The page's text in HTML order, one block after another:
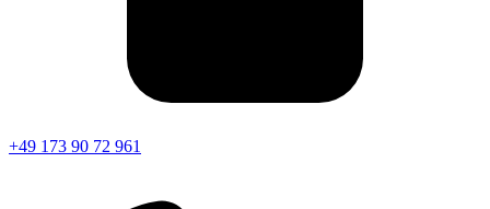
+49 173 90 72 961